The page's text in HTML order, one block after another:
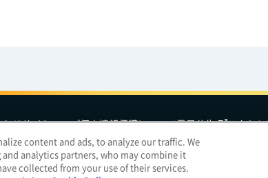
わせサイトマップ個人情報保護について電子公告 アクセ
明治ホール
content and ads, to analyze our traffic. We
analytics partners, who may combine it
collected from your use of their services.